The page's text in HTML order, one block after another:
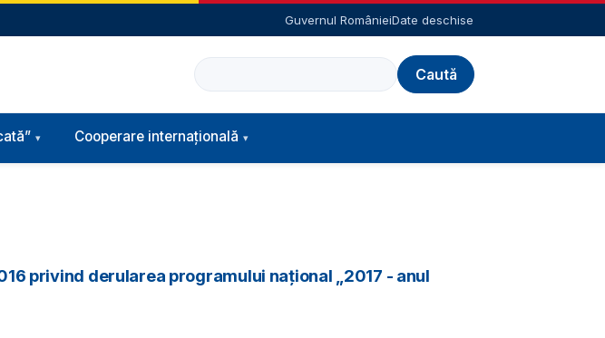
Guvernul RomânieiDate deschise
Caută
Cooperare internațională
privind derularea programului național „2017 - anul